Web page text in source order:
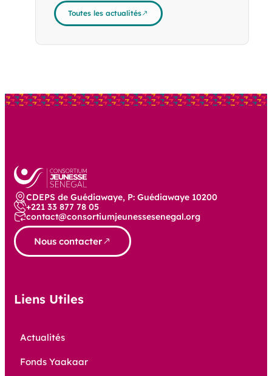
Toutes les actualités
CDEPS de Guédiawaye, P: Guédiawaye 10200
+221 33 877 78 05
contact@consortiumjeunessesenegal.org
Nous contacter
Liens Utiles
Actualités
Fonds Yaakaar